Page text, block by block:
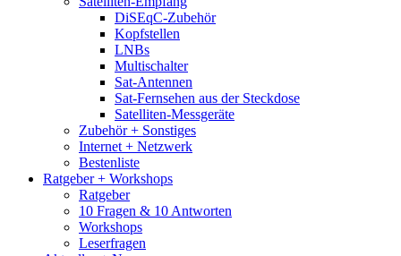
DiSEqC-Zubehör
Kopfstellen
LNBs
Multischalter
Sat-Antennen
Sat-Fernsehen aus der Steckdose
Satelliten-Messgeräte
Zubehör + Sonstiges
Internet + Netzwerk
Bestenliste
Ratgeber + Workshops
Ratgeber
10 Fragen & 10 Antworten
Workshops
Leserfragen